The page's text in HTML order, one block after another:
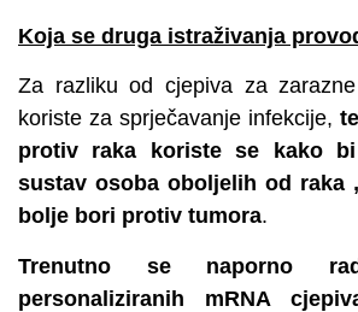
Koja se druga istraživanja
Za razliku od cjepiva za
koriste za sprječavanje infekcije,
protiv raka koriste se kako
sustav osoba oboljelih od raka
bolje bori protiv tumora.
Trenutno se naporno
personaliziranih mRNA